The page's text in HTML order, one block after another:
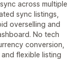
across multiple
sync listings,
overselling and
No tech
conversion,
flexible listing